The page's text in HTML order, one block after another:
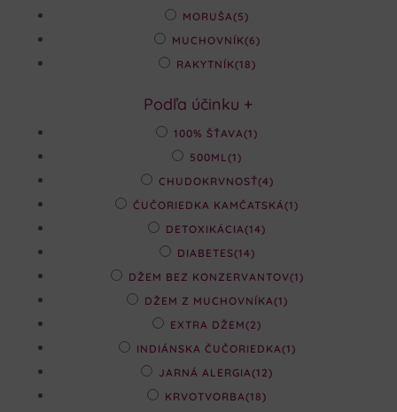
MORUŠA(5)
MUCHOVNÍK(6)
RAKYTNÍK(18)
Podľa účinku +
100% ŠŤAVA(1)
500ML(1)
CHUDOKRVNOSŤ(4)
ČUČORIEDKA KAMČATSKÁ(1)
DETOXIKÁCIA(14)
DIABETES(14)
DŽEM BEZ KONZERVANTOV(1)
DŽEM Z MUCHOVNÍKA(1)
EXTRA DŽEM(2)
INDIÁNSKA ČUČORIEDKA(1)
JARNÁ ALERGIA(12)
KRVOTVORBA(18)